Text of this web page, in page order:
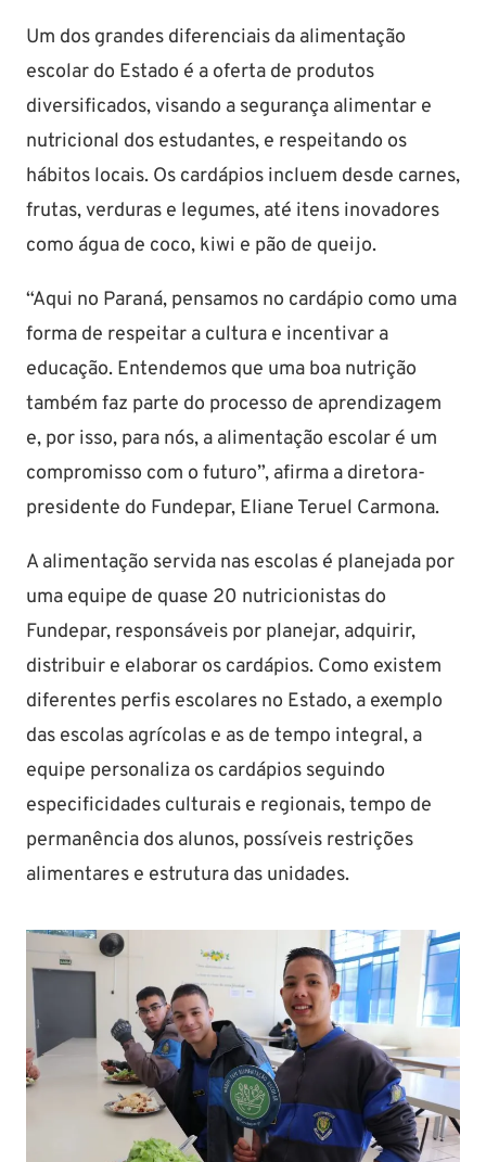
Um dos grandes diferenciais da alimentação
escolar do Estado é a oferta de produtos
diversificados, visando a segurança alimentar e
nutricional dos estudantes, e respeitando os
hábitos locais. Os cardápios incluem desde carnes,
frutas, verduras e legumes, até itens inovadores
como água de coco, kiwi e pão de queijo.
“Aqui no Paraná, pensamos no cardápio como uma
forma de respeitar a cultura e incentivar a
educação. Entendemos que uma boa nutrição
também faz parte do processo de aprendizagem
e, por isso, para nós, a alimentação escolar é um
compromisso com o futuro”, afirma a diretora-
presidente do Fundepar, Eliane Teruel Carmona.
A alimentação servida nas escolas é planejada por
uma equipe de quase 20 nutricionistas do
Fundepar, responsáveis por planejar, adquirir,
distribuir e elaborar os cardápios. Como existem
diferentes perfis escolares no Estado, a exemplo
das escolas agrícolas e as de tempo integral, a
equipe personaliza os cardápios seguindo
especificidades culturais e regionais, tempo de
permanência dos alunos, possíveis restrições
alimentares e estrutura das unidades.